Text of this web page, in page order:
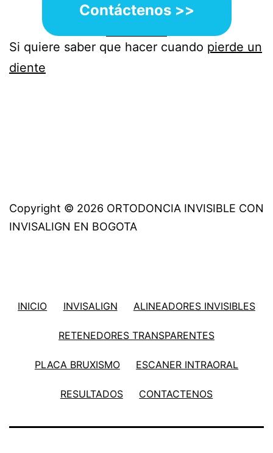
Contáctenos >>
Si quiere saber que hacer cuando pierde un
diente
Copyright © 2026 ORTODONCIA INVISIBLE CON
INVISALIGN EN BOGOTA
INICIO INVISALIGN ALINEADORES INVISIBLES
RETENEDORES TRANSPARENTES
PLACA BRUXISMO ESCANER INTRAORAL
RESULTADOS CONTACTENOS